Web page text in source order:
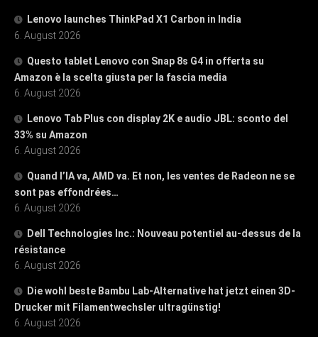
Lenovo launches ThinkPad X1 Carbon in India
6. August 2026
Questo tablet Lenovo con Snap 8s G4 in offerta su
Amazon è la scelta giusta per la fascia media
6. August 2026
Lenovo Tab Plus con display 2K e audio JBL: sconto del
33% su Amazon
6. August 2026
Quand l’IA va, AMD va. Et non, les ventes de Radeon ne se
sont pas effondrées…
6. August 2026
Dell Technologies Inc.: Nouveau potentiel au-dessus de la
résistance
6. August 2026
Die wohl beste Bambu Lab-Alternative hat jetzt einen 3D-
Drucker mit Filamentwechsler ultragünstig!
6. August 2026